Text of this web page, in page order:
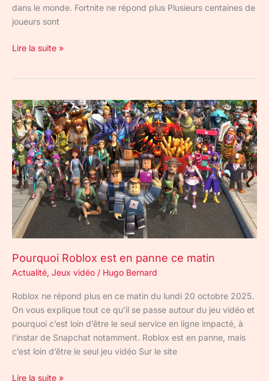
dans le monde. Fortnite ne répond plus Plusieurs centaines de
joueurs sont
Lire la suite »
Pourquoi Roblox est en panne ce matin
Actualité, Jeux vidéo / Hugo Bernard
Roblox ne répond plus en ce matin du lundi 20 octobre 2025.
On vous explique tout ce qu’il se passe autour du jeu vidéo et
pourquoi c’est loin d’être le seul service en ligne impacté, à
l’instar de Snapchat notamment. Roblox est en panne, mais
c’est loin d’être le seul jeu vidéo Sur le site
Pourquoi
Roblox
est
en
panne
ce
matin
Lire la suite »